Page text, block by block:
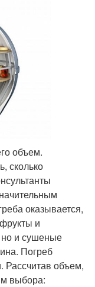
объем.
сколько
оказывается,
и
но и сушеные
Погреб
Рассчитав объем,
выбора: